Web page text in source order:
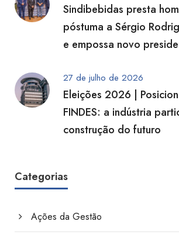
Sindibebidas presta
póstuma a Sérgio
e empossa novo
27 de julho de 2026
Eleições 2026 |
FINDES: a indústria
construção do futuro
Categorias
Ações da Gestão